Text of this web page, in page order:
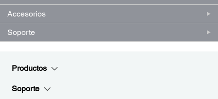
Accesorios
Soporte
Productos
Soporte